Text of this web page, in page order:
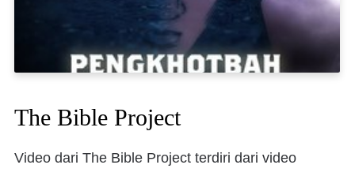
The Bible Project
Video dari The Bible Project terdiri dari video